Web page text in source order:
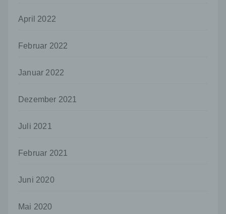
April 2022
Februar 2022
Januar 2022
Dezember 2021
Juli 2021
Februar 2021
Juni 2020
Mai 2020
und den Personen, die unter der
Auftragsverarbeiters befugt sind, die
k) Einwilligung
Person freiwillig für den bestimmten Fall in
abgegebene Willensbekundung in Form
die betroffene Person zu verstehen gibt, dass
ist.
Verantwortlichen